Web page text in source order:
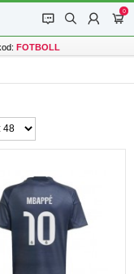
󰂱 󰂨 󰃳
0
󰃦
FOTBOLL